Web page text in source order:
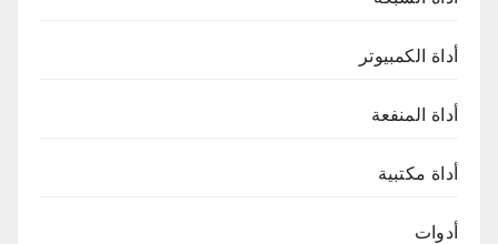
أداة الكمبيوتر
أداة المنفعة
أداة مكتبية
أدوات